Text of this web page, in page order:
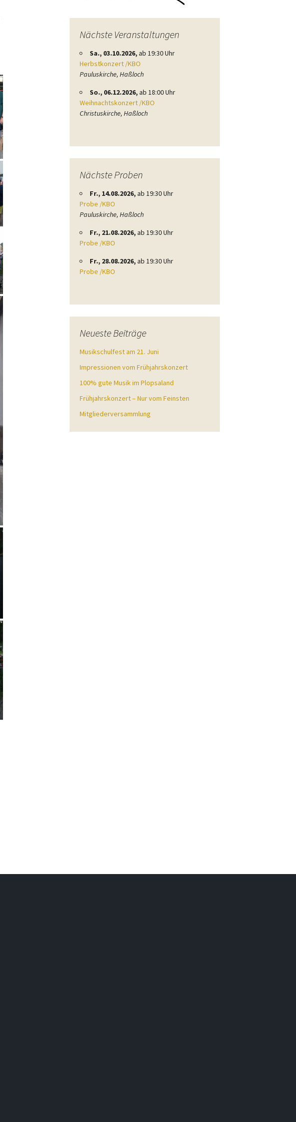
Nächste Veranstaltungen
Sa., 03.10.2026,ab 19:30 Uhr
Herbstkonzert /KBO
Pauluskirche, Haßloch
So., 06.12.2026,ab 18:00 Uhr
Weihnachtskonzert /KBO
Christuskirche, Haßloch
Nächste Proben
Fr., 14.08.2026,ab 19:30 Uhr
Probe /KBO
Pauluskirche, Haßloch
Fr., 21.08.2026,ab 19:30 Uhr
Probe /KBO
Fr., 28.08.2026,ab 19:30 Uhr
Probe /KBO
Neueste Beiträge
Musikschulfest am 21. Juni
Impressionen vom Frühjahrskonzert
100% gute Musik im Plopsaland
Frühjahrskonzert – Nur vom Feinsten
Mitgliederversammlung